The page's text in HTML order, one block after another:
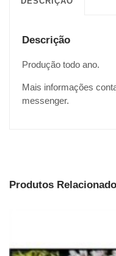
Descrição
Produção todo ano.
Mais informações
messenger.
Produtos